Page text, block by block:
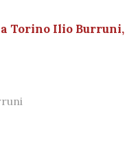
Torino Ilio Burruni,